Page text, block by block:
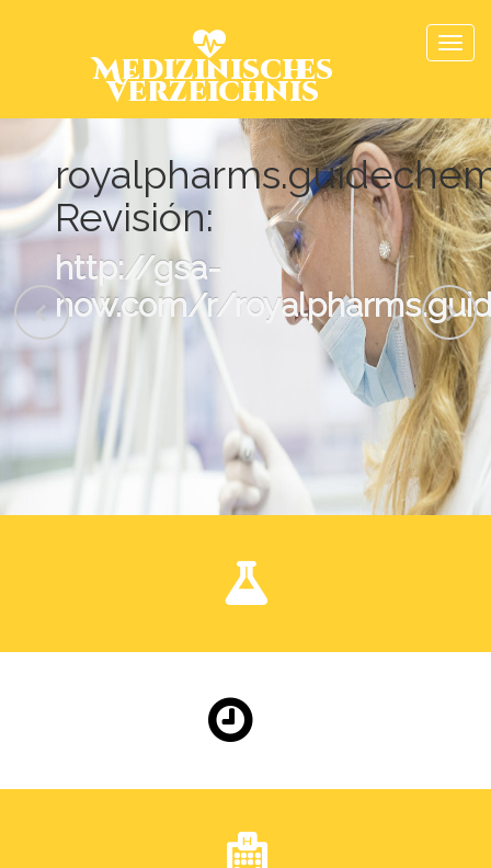
Medizinisches
Verzeichnis
Revisión:
http://gsa-
now.com/r/